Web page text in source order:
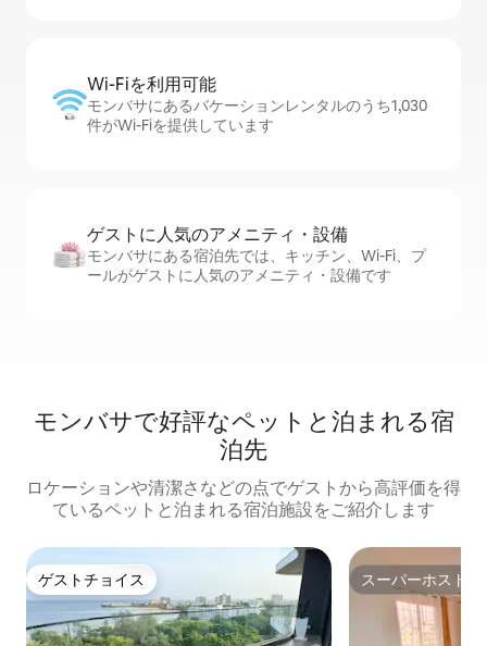
Wi-Fiを利⁠用⁠可⁠能
モンバサにあるバケーションレンタルのうち1,030
件がWi-Fiを提供しています
ゲストに人⁠気⁠のア⁠メ⁠ニ⁠テ⁠ィ・設⁠備
モンバサにある宿泊先では、キッチン、Wi-Fi、プ
ールがゲストに人気のアメニティ・設備です
モンバサで好評なペットと泊まれる宿
泊先
ロケーションや清潔さなどの点でゲストから高評価を得
ているペットと泊まれる宿泊施設をご紹介します
ゲストチョイス
ゲストチョイス スーパーホスト
スーパーホスト